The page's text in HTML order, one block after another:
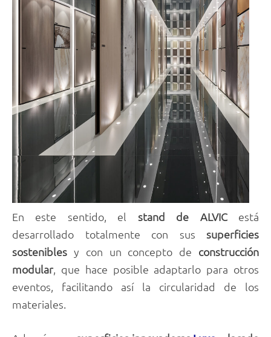
En este sentido, el stand de ALVICestá
desarrollado totalmente con sus superficies
sostenibles y con un concepto de construcción
modular, que hace posible adaptarlo para otros
eventos, facilitando así la circularidad de los
materiales.